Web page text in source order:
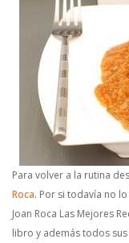
Para volver a la rutina
Roca. Por si todavía no
Joan Roca Las Mejores
libro y además todos